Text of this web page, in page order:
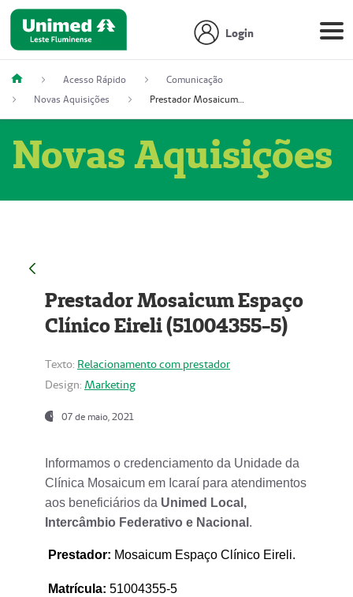
Login
Acesso Rápido
Comunicação
Novas Aquisições
Prestador Mosaicum Espaço Clínico Eireli (51004355-5)
Novas Aquisições
Prestador Mosaicum Espaço
Clínico Eireli (51004355-5)
Texto: Relacionamento com prestador
Design: Marketing
07 de maio, 2021
Informamos o credenciamento da Unidade da
Clínica Mosaicum em Icaraí para atendimentos
aos beneficiários da Unimed Local,
Intercâmbio Federativo e Nacional .
Prestador: Mosaicum Espaço Clínico Eireli.
Matrícula: 51004355-5